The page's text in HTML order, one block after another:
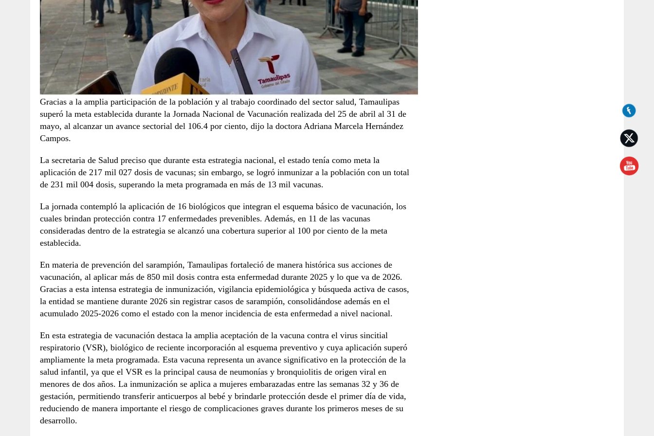
Gracias a la amplia participación de la población y al trabajo coordinado del sector salud, Tamaulipas
superó la meta establecida durante la Jornada Nacional de Vacunación realizada del 25 de abril al 31 de
mayo, al alcanzar un avance sectorial del 106.4 por ciento, dijo la doctora Adriana Marcela Hernández
Campos.
La secretaria de Salud preciso que durante esta estrategia nacional, el estado tenía como meta la
aplicación de 217 mil 027 dosis de vacunas; sin embargo, se logró inmunizar a la población con un total
de 231 mil 004 dosis, superando la meta programada en más de 13 mil vacunas.
La jornada contempló la aplicación de 16 biológicos que integran el esquema básico de vacunación, los
cuales brindan protección contra 17 enfermedades prevenibles. Además, en 11 de las vacunas
consideradas dentro de la estrategia se alcanzó una cobertura superior al 100 por ciento de la meta
establecida.
En materia de prevención del sarampión, Tamaulipas fortaleció de manera histórica sus acciones de
vacunación, al aplicar más de 850 mil dosis contra esta enfermedad durante 2025 y lo que va de 2026.
Gracias a esta intensa estrategia de inmunización, vigilancia epidemiológica y búsqueda activa de casos,
la entidad se mantiene durante 2026 sin registrar casos de sarampión, consolidándose además en el
acumulado 2025-2026 como el estado con la menor incidencia de esta enfermedad a nivel nacional.
En esta estrategia de vacunación destaca la amplia aceptación de la vacuna contra el virus sincitial
respiratorio (VSR), biológico de reciente incorporación al esquema preventivo y cuya aplicación superó
ampliamente la meta programada. Esta vacuna representa un avance significativo en la protección de la
salud infantil, ya que el VSR es la principal causa de neumonías y bronquiolitis de origen viral en
menores de dos años. La inmunización se aplica a mujeres embarazadas entre las semanas 32 y 36 de
gestación, permitiendo transferir anticuerpos al bebé y brindarle protección desde el primer día de vida,
reduciendo de manera importante el riesgo de complicaciones graves durante los primeros meses de su
desarrollo.